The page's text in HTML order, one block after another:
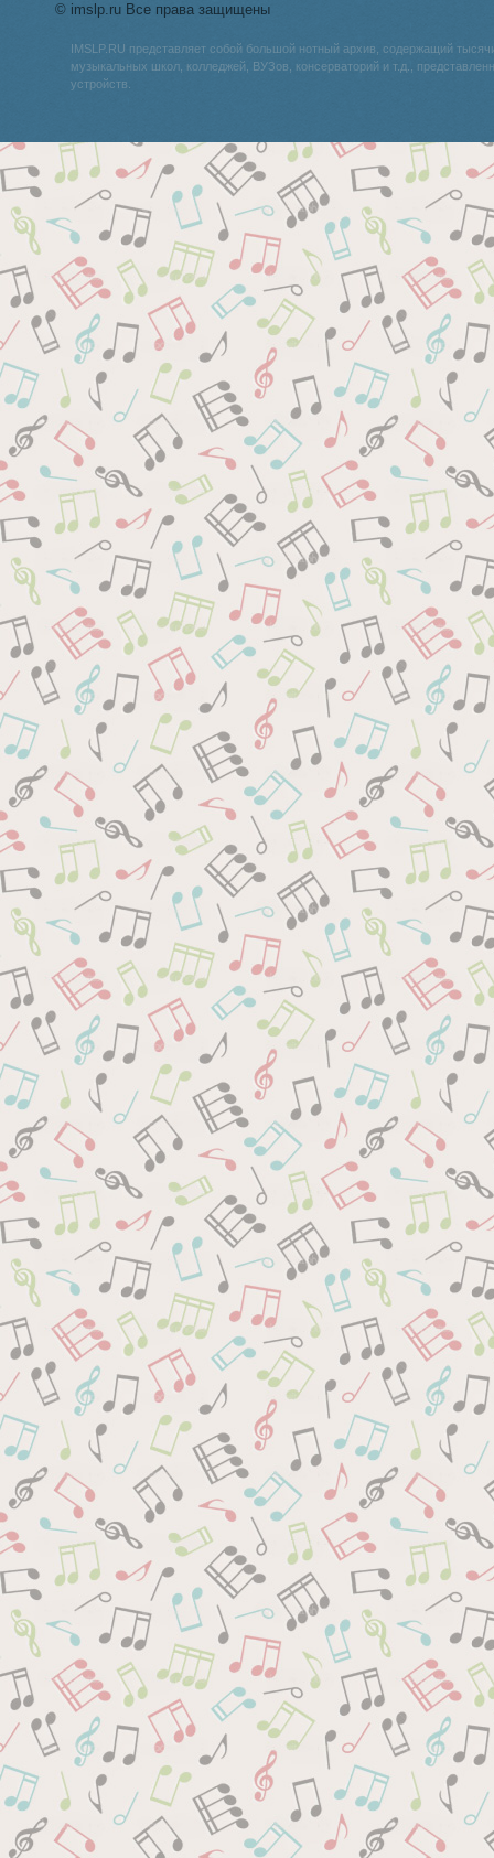
© imslp.ru Все права защищены
IMSLP.RU представляет собой большой нотный архив, содержащий
музыкальных школ, колледжей, ВУЗов, консерваторий и т.д.,
устройств.